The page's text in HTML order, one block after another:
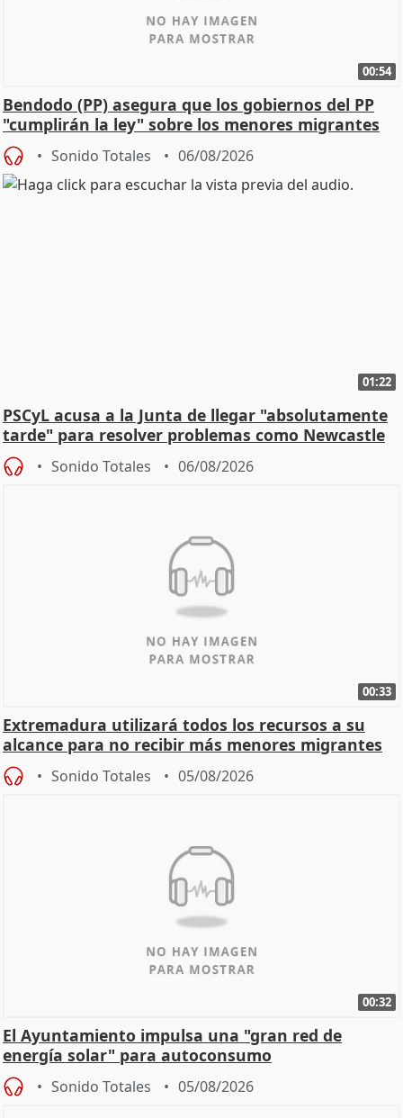
00:54
Bendodo (PP) asegura que los gobiernos del PP
"cumplirán la ley" sobre los menores migrantes
Sonido Totales 06/08/2026
01:22
PSCyL acusa a la Junta de llegar "absolutamente
tarde" para resolver problemas como Newcastle
Sonido Totales 06/08/2026
00:33
Extremadura utilizará todos los recursos a su
alcance para no recibir más menores migrantes
Sonido Totales 05/08/2026
00:32
El Ayuntamiento impulsa una "gran red de
energía solar" para autoconsumo
Sonido Totales 05/08/2026